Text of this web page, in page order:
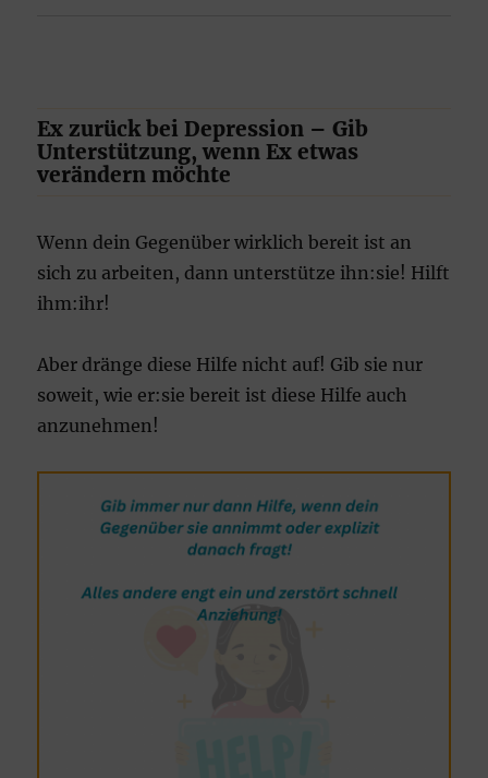
Ex zurück bei Depression – Gib
Unterstützung, wenn Ex etwas
verändern möchte
Wenn dein Gegenüber wirklich bereit ist an
sich zu arbeiten, dann unterstütze ihn:sie! Hilft
ihm:ihr!
Aber dränge diese Hilfe nicht auf! Gib sie nur
soweit, wie er:sie bereit ist diese Hilfe auch
anzunehmen!